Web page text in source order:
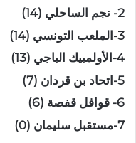
2- نجم الساحلي (14)
3-الملعب التونسي (14)
4-الأولمبيك الباجي (13)
5-اتحاد بن قردان (7)
6- قوافل قفصة (6)
7-مستقبل سليمان (0)